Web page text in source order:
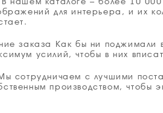
для интерьера, и их
заказа Как бы ни поджимали
усилий, чтобы в них
сотрудничаем с лучшими
производством, чтобы